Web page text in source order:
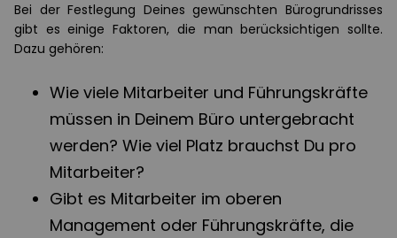
Bei der Festlegung Deines gewünschten Bürogrundrisses
gibt es einige Faktoren, die man berücksichtigen sollte.
Dazu gehören:
Wie viele Mitarbeiter und Führungskräfte
müssen in Deinem Büro untergebracht
werden? Wie viel Platz brauchst Du pro
Mitarbeiter?
Gibt es Mitarbeiter im oberen
Management oder Führungskräfte, die